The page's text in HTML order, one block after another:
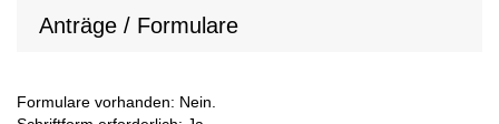
Anträge / Formulare
Formulare vorhanden: Nein.